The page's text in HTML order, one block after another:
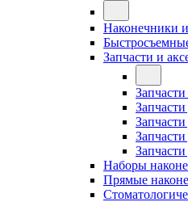
Наконечники
Запчасти и
Наборы
Прямые